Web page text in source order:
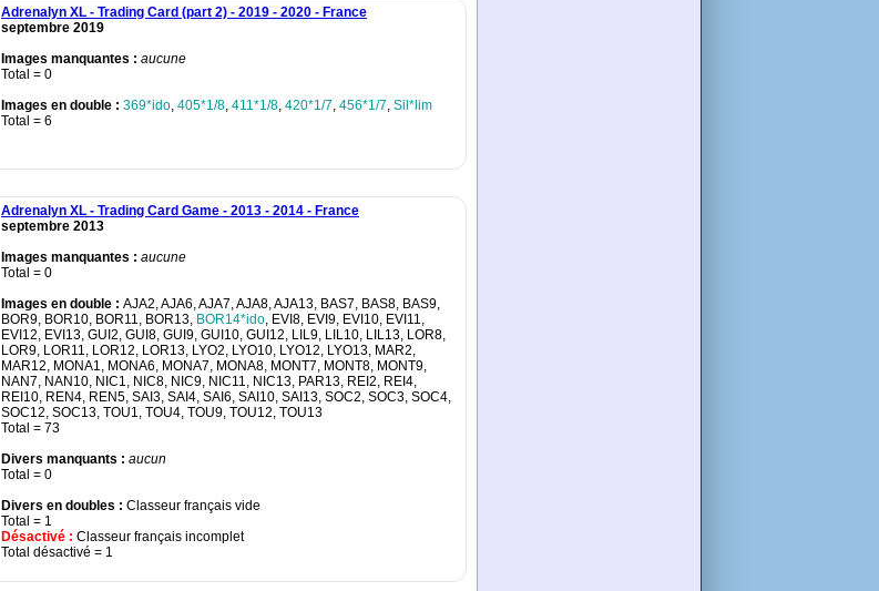
Adrenalyn XL - Trading Card (part 2) - 2019 - 2020 - France
septembre 2019
Images manquantes : aucune
Total = 0
Images en double : 369*ido, 405*1/8, 411*1/8, 420*1/7, 456*1/7, Sil*lim
Total = 6
Adrenalyn XL - Trading Card Game - 2013 - 2014 - France
septembre 2013
Images manquantes : aucune
Total = 0
Images en double : AJA2, AJA6, AJA7, AJA8, AJA13, BAS7, BAS8, BAS9,
BOR9, BOR10, BOR11, BOR13, BOR14*ido, EVI8, EVI9, EVI10, EVI11,
EVI12, EVI13, GUI2, GUI8, GUI9, GUI10, GUI12, LIL9, LIL10, LIL13, LOR8,
LOR9, LOR11, LOR12, LOR13, LYO2, LYO10, LYO12, LYO13, MAR2,
MAR12, MONA1, MONA6, MONA7, MONA8, MONT7, MONT8, MONT9,
NAN7, NAN10, NIC1, NIC8, NIC9, NIC11, NIC13, PAR13, REI2, REI4,
REI10, REN4, REN5, SAI3, SAI4, SAI6, SAI10, SAI13, SOC2, SOC3, SOC4,
SOC12, SOC13, TOU1, TOU4, TOU9, TOU12, TOU13
Total = 73
Divers manquants : aucun
Total = 0
Divers en doubles : Classeur français vide
Total = 1
Désactivé : Classeur français incomplet
Total désactivé = 1